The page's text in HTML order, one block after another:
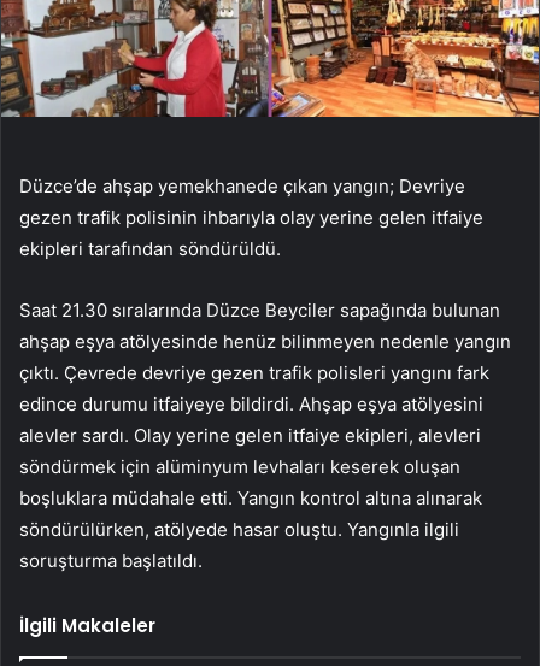
Düzce’de ahşap yemekhanede çıkan yangın; Devriye
gezen trafik polisinin ihbarıyla olay yerine gelen itfaiye
ekipleri tarafından söndürüldü.
Saat 21.30 sıralarında Düzce Beyciler sapağında bulunan
ahşap eşya atölyesinde henüz bilinmeyen nedenle yangın
çıktı. Çevrede devriye gezen trafik polisleri yangını fark
edince durumu itfaiyeye bildirdi. Ahşap eşya atölyesini
alevler sardı. Olay yerine gelen itfaiye ekipleri, alevleri
söndürmek için alüminyum levhaları keserek oluşan
boşluklara müdahale etti. Yangın kontrol altına alınarak
söndürülürken, atölyede hasar oluştu. Yangınla ilgili
soruşturma başlatıldı.
İlgili Makaleler